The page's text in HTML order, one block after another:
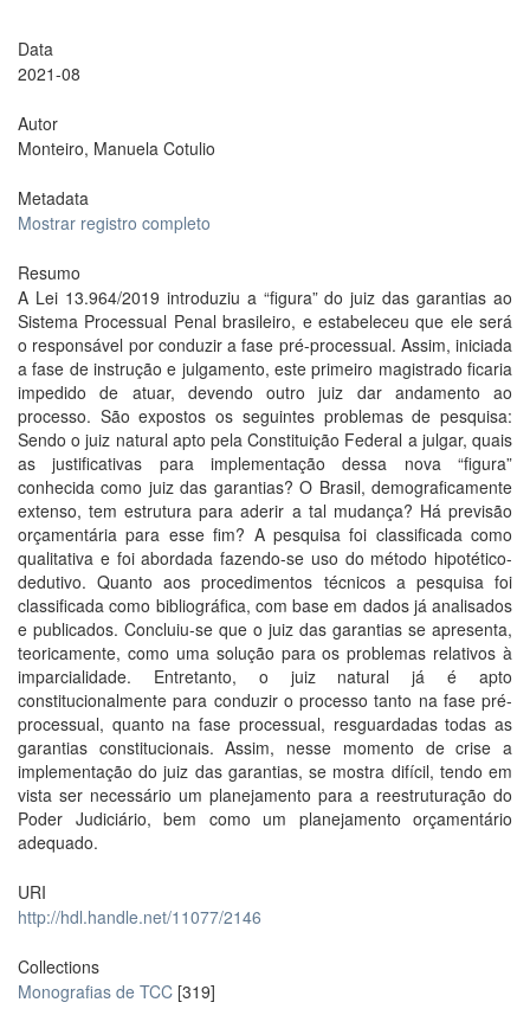
Data
2021-08
Autor
Monteiro, Manuela Cotulio
Metadata
Mostrar registro completo
Resumo
A Lei 13.964/2019 introduziu a “figura” do juiz das garantias ao
Sistema Processual Penal brasileiro, e estabeleceu que ele será
o responsável por conduzir a fase pré-processual. Assim, iniciada
a fase de instrução e julgamento, este primeiro magistrado ficaria
impedido de atuar, devendo outro juiz dar andamento ao
processo. São expostos os seguintes problemas de pesquisa:
Sendo o juiz natural apto pela Constituição Federal a julgar, quais
as justificativas para implementação dessa nova “figura”
conhecida como juiz das garantias? O Brasil, demograficamente
extenso, tem estrutura para aderir a tal mudança? Há previsão
orçamentária para esse fim? A pesquisa foi classificada como
qualitativa e foi abordada fazendo-se uso do método hipotético-
dedutivo. Quanto aos procedimentos técnicos a pesquisa foi
classificada como bibliográfica, com base em dados já analisados
e publicados. Concluiu-se que o juiz das garantias se apresenta,
teoricamente, como uma solução para os problemas relativos à
imparcialidade. Entretanto, o juiz natural já é apto
constitucionalmente para conduzir o processo tanto na fase pré-
processual, quanto na fase processual, resguardadas todas as
garantias constitucionais. Assim, nesse momento de crise a
implementação do juiz das garantias, se mostra difícil, tendo em
vista ser necessário um planejamento para a reestruturação do
Poder Judiciário, bem como um planejamento orçamentário
adequado.
URI
http://hdl.handle.net/11077/2146
Collections
Monografias de TCC [319]